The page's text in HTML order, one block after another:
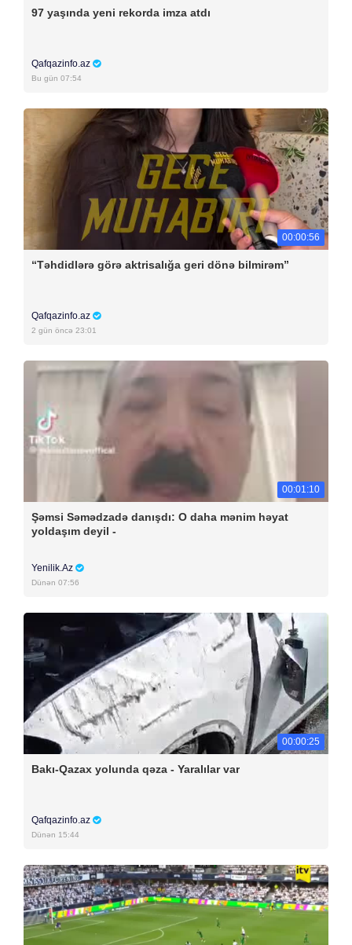
97 yaşında yeni rekorda imza atdı
Qafqazinfo.az
Bu gün 07:54
00:00:56
“Təhdidlərə görə aktrisalığa geri dönə bilmirəm”
Qafqazinfo.az
2 gün öncə 23:01
00:01:10
Şəmsi Səmədzadə danışdı: O daha mənim həyat
yoldaşım deyil -
Yenilik.Az
Dünən 07:56
00:00:25
Bakı-Qazax yolunda qəza - Yaralılar var
Qafqazinfo.az
Dünən 15:44